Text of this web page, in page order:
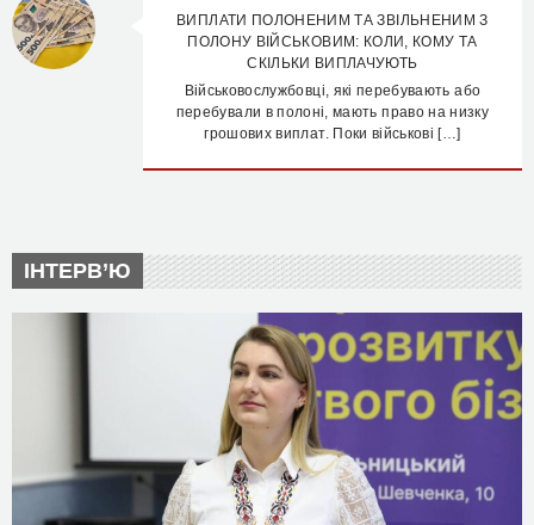
ВИПЛАТИ ПОЛОНЕНИМ ТА ЗВІЛЬНЕНИМ З
ПОЛОНУ ВІЙСЬКОВИМ: КОЛИ, КОМУ ТА
СКІЛЬКИ ВИПЛАЧУЮТЬ
Військовослужбовці, які перебувають або
перебували в полоні, мають право на низку
грошових виплат. Поки військові […]
ІНТЕРВ’Ю